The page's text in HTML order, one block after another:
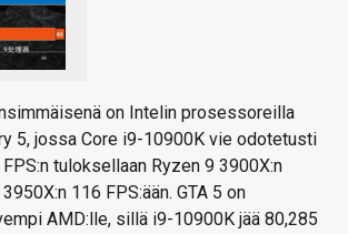
on Intelin prosessoreilla
5, jossa Core i9-10900K vie odotetusti
tuloksellaan Ryzen 9 3900X:n
116 FPS:ään. GTA 5 on
AMD:lle, sillä i9-10900K jää 80,285